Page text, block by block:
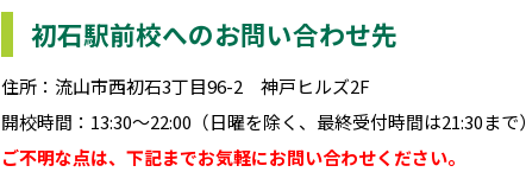
初石駅前校へのお問い合わせ先
住所：流山市西初石3丁目96-2 神戸ヒルズ2F
開校時間：13:30～22:00（日曜を除く、最終受付時間は21:30まで）
ご不明な点は、下記までお気軽にお問い合わせください。